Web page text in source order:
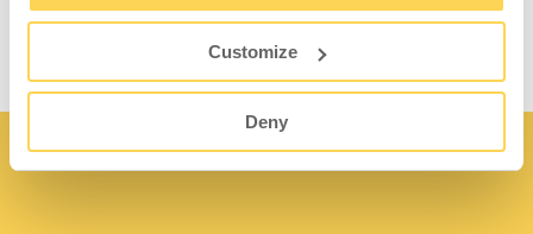
Customize
Deny
Zum Einsehen von
Zum Einsehen von
anmelden.